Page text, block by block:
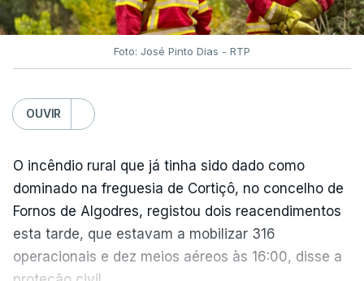
de estrangeiros, sustentando tratar-se de "uma
irresponsabilidade".
Na sexta-feira, a Presidência da República
Tribunal Constitucional a fiscalização preventiva do
detenção e retorno de estrangeiros, aprovado com
votos a favor de PSD, IL e CDS-PP e a abstenção
do Chega.
Na nota que acompanha esta decisão, o
Presidente da República, apesar de considerar
Foto: José Pinto Dias - RTP
OUVIR
O incêndio rural que já tinha sido dado como
dominado na freguesia de Cortiçô, no concelho de
Fornos de Algodres, registou dois reacendimentos
esta tarde, que estavam a mobilizar 316
operacionais e dez meios aéreos às 16:00, disse a